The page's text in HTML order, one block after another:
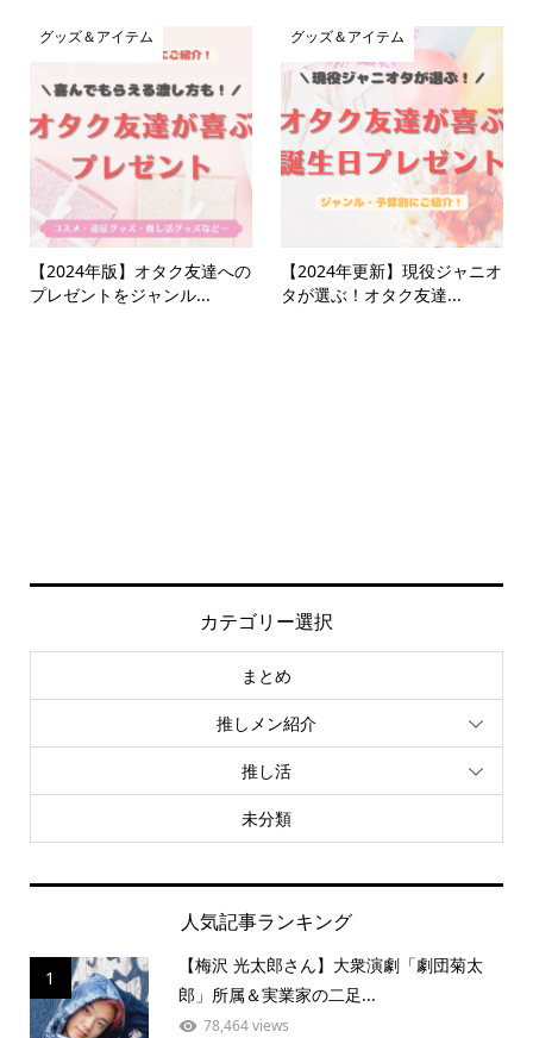
グッズ＆アイテム
【2024年版】オタク友達への
プレゼントをジャンル...
グッズ＆アイテム
【2024年更新】現役ジャニオ
タが選ぶ！オタク友達...
カテゴリー選択
まとめ
推しメン紹介
推し活
未分類
人気記事ランキング
1
【梅沢 光太郎さん】大衆演劇「劇団菊太
郎」所属＆実業家の二足...
78,464 views